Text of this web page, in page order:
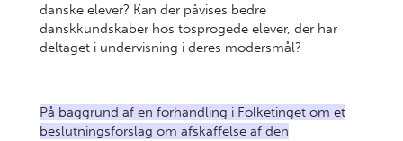
danske elever? Kan der påvises bedre
danskkundskaber hos tosprogede elever, der har
deltaget i undervisning i deres modersmål?
På baggrund af en forhandling i Folketinget om et
beslutningsforslag om afskaffelse af den